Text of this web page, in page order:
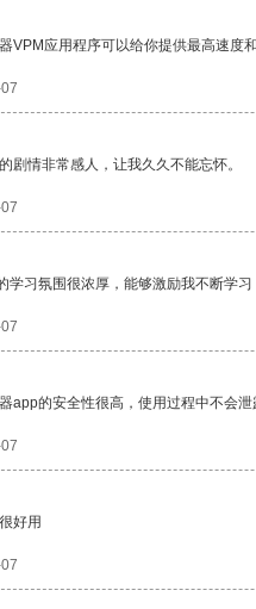
VPM应用程序可以给你提供最高速度
剧情非常感人，让我久久不能忘怀。
学习氛围很浓厚，能够激励我不断学习
app的安全性很高，使用过程中不会
好用